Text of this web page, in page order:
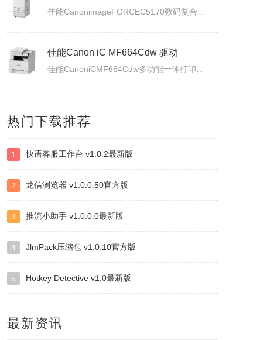
佳能Canon iC MF664Cdw 驱动
佳能Canon LBP335x 驱动
四块子
热门下载推荐
1 快语客服工作台 v1.0.2最新版
2 龙信浏览器 v1.0.0.50官方版
3 推流小助手 v1.0.0.0最新版
4 JlmPack压缩包 v1.0.10官方版
5 Hotkey Detective v1.0最新版
最新资讯